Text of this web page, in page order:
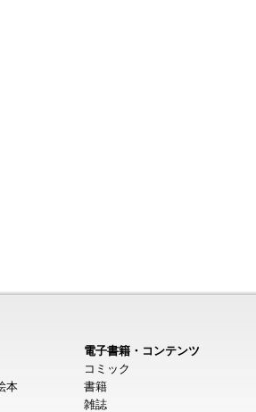
本
電子書籍・コンテンツ
コミック
書籍
雑誌